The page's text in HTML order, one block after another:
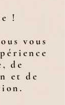
!
vous
de
et de